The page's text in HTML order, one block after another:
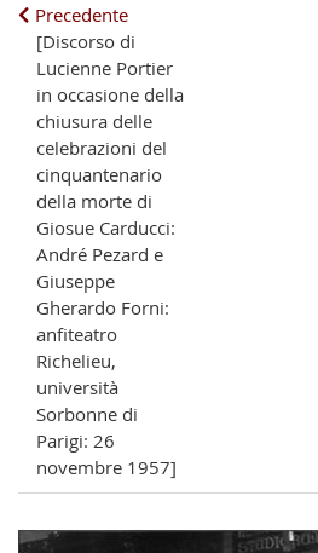
Precedente
[Discorso di
Lucienne Portier
in occasione della
chiusura delle
celebrazioni del
cinquantenario
della morte di
Giosue Carducci:
André Pezard e
Giuseppe
Gherardo Forni:
anfiteatro
Richelieu,
università
Sorbonne di
Parigi: 26
novembre 1957]